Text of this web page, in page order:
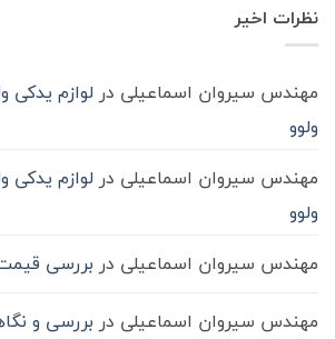
حمل‌ونقل
گیربکس
ماشیننظرات اخیر
مهندس سیروان اسماعیلی در لوازم یدکی
ولوو
مهندس سیروان اسماعیلی در لوازم یدکی
ولوو
مهندس سیروان اسماعیلی در بررسی
مهندس سیروان اسماعیلی در بررسی و